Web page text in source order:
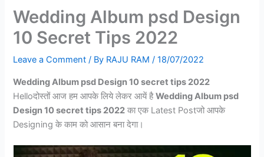
Wedding Album psd Design
10 Secret Tips 2022
Leave a Comment / By RAJU RAM/18/07/2022
Wedding Album psd Design 10 secret tips 2022
Helloदोस्तों आज हम आपके लिये लेकर आयें हैWedding Album psd
Design 10 secret tips 2022 का एक Latest Postजो आपके
Designing के काम को आसान बना देगा।